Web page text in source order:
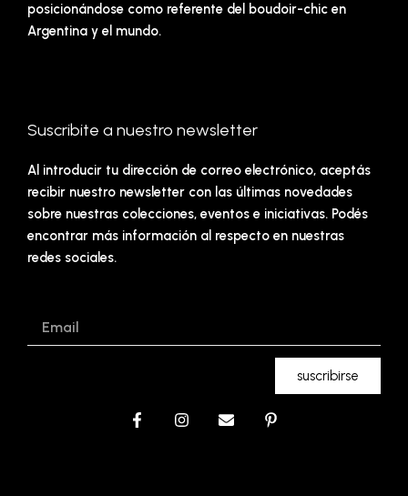
posicionándose como referente del boudoir-chic en
Argentina y el mundo.
Suscribite a nuestro newsletter
Al introducir tu dirección de correo electrónico, aceptás
recibir nuestro newsletter con las últimas novedades
sobre nuestras colecciones, eventos e iniciativas. Podés
encontrar más información al respecto en nuestras
redes sociales.
suscribirse
F
I
E
P